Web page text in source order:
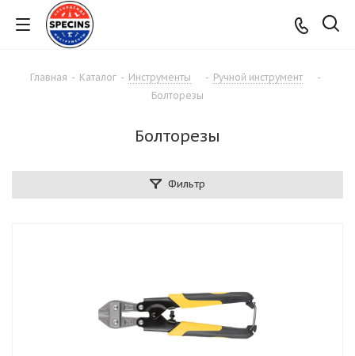
Главная - Каталог - Инструменты - Ручной инструмент
-
Болторезы
Болторезы
Фильтр